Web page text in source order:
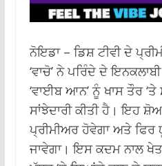
ਨੋਇਡਾ – ਡਿਸ਼ ਟੀਵੀ ਦੇ
‘ਵਾਚੋ’ ਨੇ ਪਰਿੰਦੇ ਦੇ
‘ਵਾਈਬ ਆਨ’ ਨੂੰ ਖਾਸ ਤੌਰ
ਸਾਂਝੇਦਾਰੀ ਕੀਤੀ ਹੈ। ਇਹ ਸ਼ੋਅ
ਪ੍ਰੀਮੀਅਰ ਹੋਵੇਗਾ ਅਤੇ ਫਿਰ
ਜਾਵੇਗਾ। ਇਸ ਕਦਮ ਨਾਲ